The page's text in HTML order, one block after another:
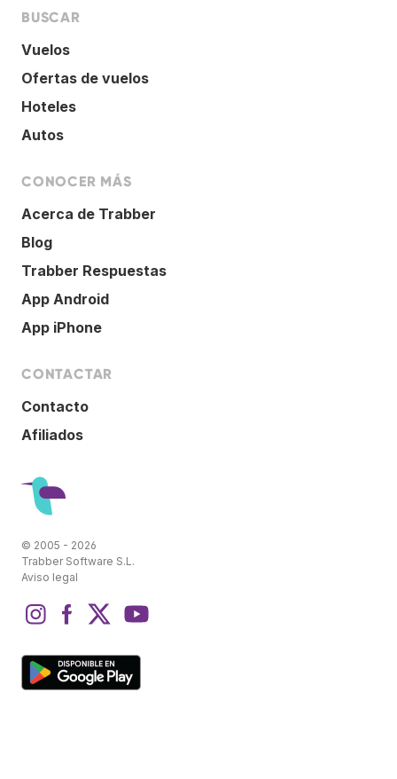
BUSCAR
Vuelos
Ofertas de vuelos
Hoteles
Autos
CONOCER MÁS
Acerca de Trabber
Blog
Trabber Respuestas
App Android
App iPhone
CONTACTAR
Contacto
Afiliados
© 2005 - 2026
Trabber Software S.L.
Aviso legal